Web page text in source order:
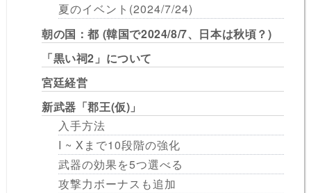
夏のイベント(2024/7/24)
朝の国：都 (韓国で2024/8/7、日本は秋頃？)
「黒い祠2」について
宮廷経営
新武器「郡王(仮)」
入手方法
I ~ Xまで10段階の強化
武器の効果を5つ選べる
攻撃力ボーナスも追加